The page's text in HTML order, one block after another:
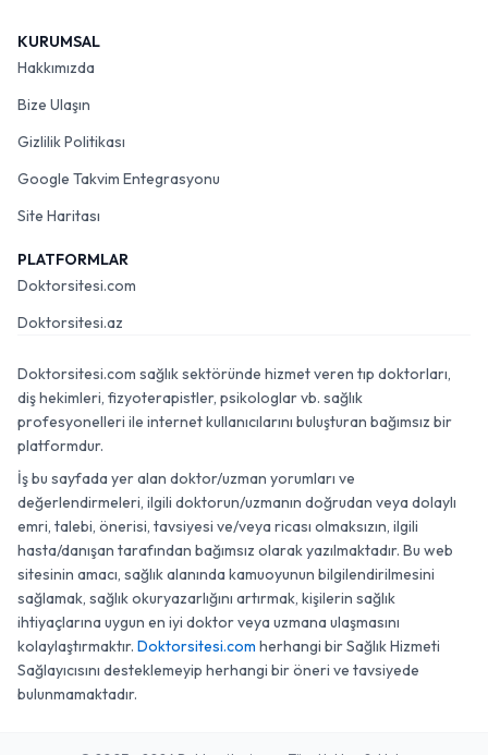
KURUMSAL
Hakkımızda
Bize Ulaşın
Gizlilik Politikası
Google Takvim Entegrasyonu
Site Haritası
PLATFORMLAR
Doktorsitesi.com
Doktorsitesi.az
Doktorsitesi.com sağlık sektöründe hizmet veren tıp doktorları,
diş hekimleri, fizyoterapistler, psikologlar vb. sağlık
profesyonelleri ile internet kullanıcılarını buluşturan bağımsız bir
platformdur.
İş bu sayfada yer alan doktor/uzman yorumları ve
değerlendirmeleri, ilgili doktorun/uzmanın doğrudan veya dolaylı
emri, talebi, önerisi, tavsiyesi ve/veya ricası olmaksızın, ilgili
hasta/danışan tarafından bağımsız olarak yazılmaktadır. Bu web
sitesinin amacı, sağlık alanında kamuoyunun bilgilendirilmesini
sağlamak, sağlık okuryazarlığını artırmak, kişilerin sağlık
ihtiyaçlarına uygun en iyi doktor veya uzmana ulaşmasını
kolaylaştırmaktır. Doktorsitesi.com herhangi bir Sağlık Hizmeti
Sağlayıcısını desteklemeyip herhangi bir öneri ve tavsiyede
bulunmamaktadır.